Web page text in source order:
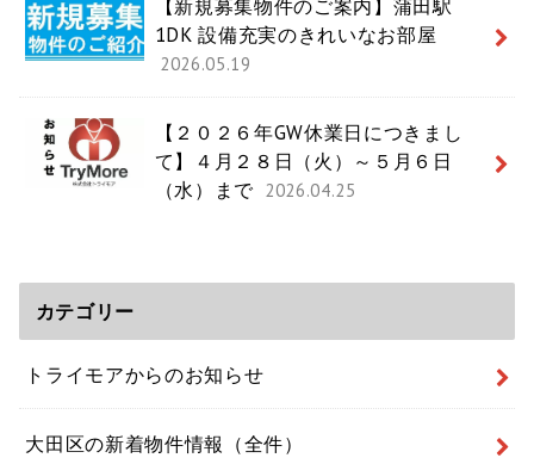
【新規募集物件のご案内】蒲田駅
1DK 設備充実のきれいなお部屋
2026.05.19
【２０２６年GW休業日につきまし
て】４月２８日（火）～５月６日
（水）まで 2026.04.25
カテゴリー
トライモアからのお知らせ
大田区の新着物件情報（全件）